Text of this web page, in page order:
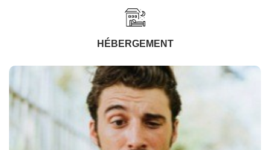
HÉBERGEMENT